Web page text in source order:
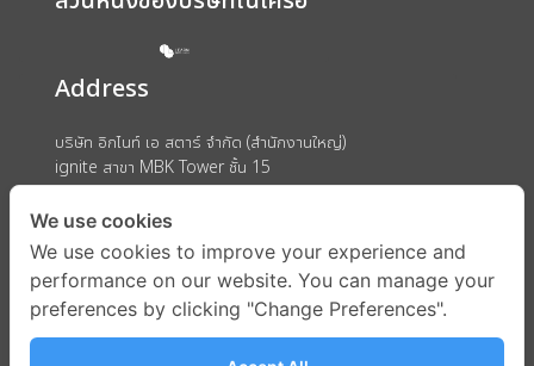
Address
บริษัท อิกไนท์ เอ สตาร์ จำกัด (สำนักงานใหญ่)
ignite สาขา MBK Tower ชั้น 15
ถนนพญาไท แขวงวังใหม่ เขตปทุมวัน กรุงเทพมหานคร 10330
We use cookies
We use cookies to improve your experience and
performance on our website. You can manage your
preferences by clicking "Change Preferences".